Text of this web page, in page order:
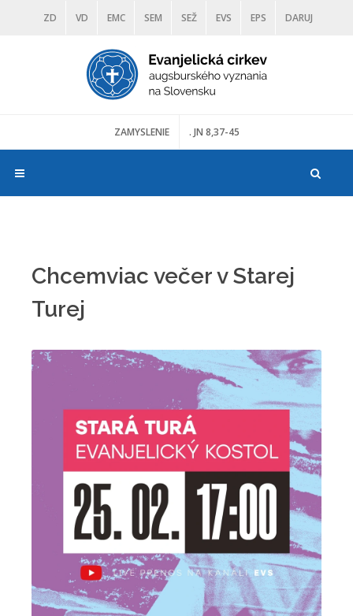
ZD VD EMC SEM SEŽ EVS EPS DARUJ
DIAKONIA ŠKOLY TRANOSCIUS
ZAMYSLENIE . JN 8,37-45
Chcemviac večer v Starej
Turej